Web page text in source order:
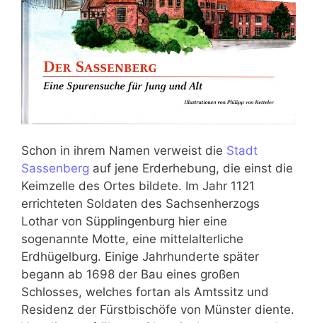
Schon in ihrem Namen verweist die Stadt
Sassenberg auf jene Erderhebung, die einst die
Keimzelle des Ortes bildete. Im Jahr 1121
errichteten Soldaten des Sachsenherzogs
Lothar von Süpplingenburg hier eine
sogenannte Motte, eine mittelalterliche
Erdhügelburg. Einige Jahrhunderte später
begann ab 1698 der Bau eines großen
Schlosses, welches fortan als Amtssitz und
Residenz der Fürstbischöfe von Münster diente.